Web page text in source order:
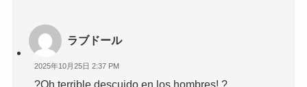
ラブドール
2025年10月25日 2:37 PM
?Oh terrible descuido en los hombres! ?